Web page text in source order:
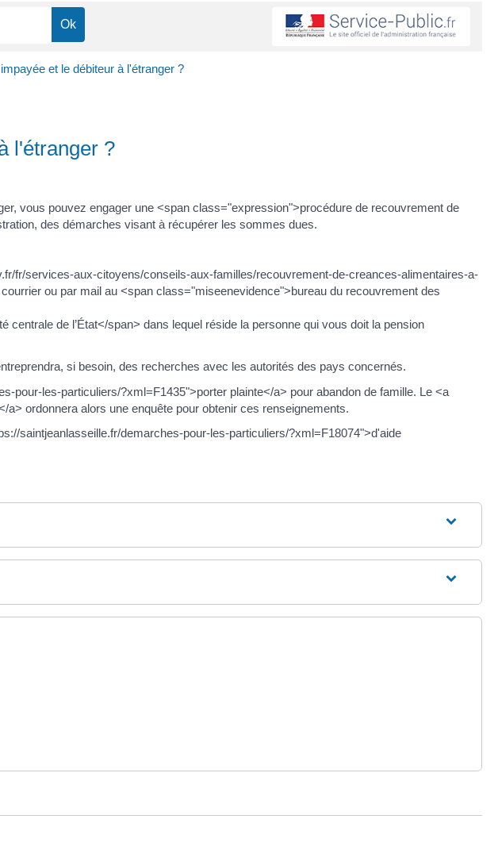
et le débiteur à l'étranger ?
l'étranger ?
vous pouvez engager une <span class="expression">procédure de recouvrement de
des démarches visant à récupérer les sommes dues.
fr/services-aux-citoyens/conseils-aux-familles/recouvrement-de-creances-alimentaires-a-
ou par mail au <span class="miseenevidence">bureau du recouvrement des
de l’État</span> dans lequel réside la personne qui vous doit la pension
si besoin, des recherches avec les autorités des pays concernés.
les-particuliers/?xml=F1435">porter plainte</a> pour abandon de famille. Le <a
ordonnera alors une enquête pour obtenir ces renseignements.
saintjeanlasseille.fr/demarches-pour-les-particuliers/?xml=F18074">d'aide